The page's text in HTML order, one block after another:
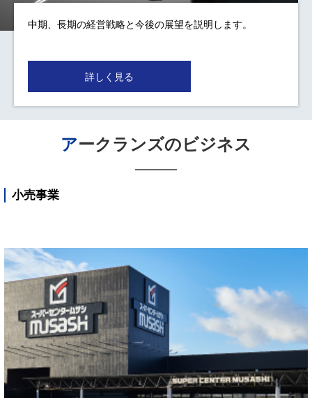
中期、長期の経営戦略と今後の展望を説明します。
詳しく見る
アークランズのビジネス
小売事業